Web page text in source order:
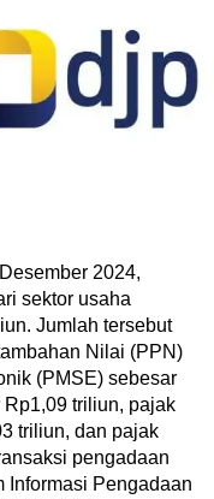
2024,
sektor usaha
Jumlah tersebut
Nilai (PPN)
(PMSE) sebesar
triliun, pajak
triliun, dan pajak
pengadaan
Informasi Pengadaan